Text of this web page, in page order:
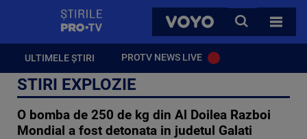
VOYO
CAUTA
TOATE
ULTIMELE ȘTIRI PROTV NEWS LIVE
STIRI EXPLOZIE
O bomba de 250 de kg din Al Doilea Razboi
Mondial a fost detonata in judetul Galati